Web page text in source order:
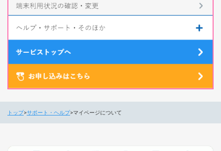
トップ サポート・ヘルプ マイページについて